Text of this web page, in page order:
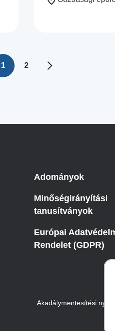
Jelenlegi
1 2
Adományok
Minőségirányítási
tanusítványok
Európai
Rendelet (GDPR)
Akadálymentesítési